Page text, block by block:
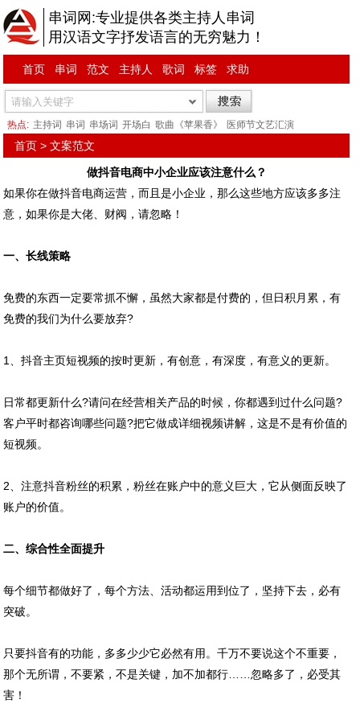
串词网:专业提供各类主持人串词
用汉语文字抒发语言的无穷魅力！
首页 串词 范文 主持人 歌词 标签 求助
热点: 主持词 串词 串场词 开场白 歌曲《苹果香》 医师节文艺汇演
首页 >文案范文
做抖音电商中小企业应该注意什么？
如果你在做抖音电商运营，而且是小企业，那么这些地方应该多多注
意，如果你是大佬、财阀，请忽略！
一、长线策略
免费的东西一定要常抓不懈，虽然大家都是付费的，但日积月累，有
免费的我们为什么要放弃?
1、抖音主页短视频的按时更新，有创意，有深度，有意义的更新。
日常都更新什么?请问在经营相关产品的时候，你都遇到过什么问题?
客户平时都咨询哪些问题?把它做成详细视频讲解，这是不是有价值的
短视频。
2、注意抖音粉丝的积累，粉丝在账户中的意义巨大，它从侧面反映了
账户的价值。
二、综合性全面提升
每个细节都做好了，每个方法、活动都运用到位了，坚持下去，必有
突破。
只要抖音有的功能，多多少少它必然有用。千万不要说这个不重要，
那个无所谓，不要紧，不是关键，加不加都行……忽略多了，必受其
害！